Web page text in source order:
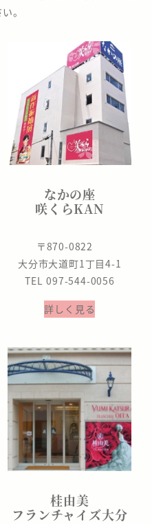
。
なかの座
咲くらKAN
〒870-0822
大分市大道町1丁目4-1
TEL 097-544-0056
詳しく見る
桂由美
フランチャイズ大分